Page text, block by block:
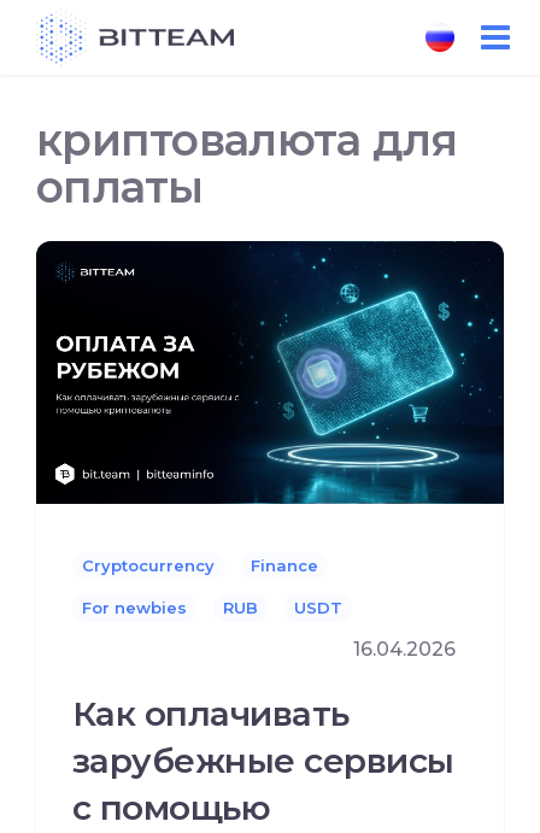
криптовалюта для
оплаты
Cryptocurrency Finance
For newbies RUB USDT
16.04.2026
Как оплачивать
зарубежные сервисы
с помощью